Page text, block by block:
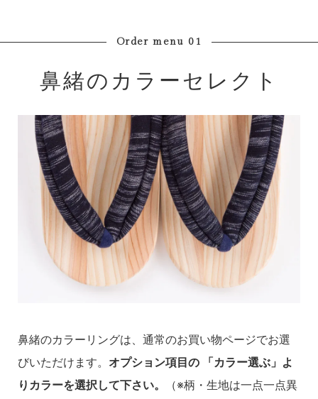
Order menu 01
鼻緒のカラーセレクト
鼻緒のカラーリングは、通常のお買い物ページでお選
びいただけます。 オプション項目の 「カラー選ぶ」よ
りカラーを選択して下さい。
（※柄・生地は一点一点異